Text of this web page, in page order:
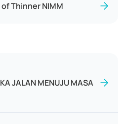
Thinner NIMM
JALAN MENUJU MASA